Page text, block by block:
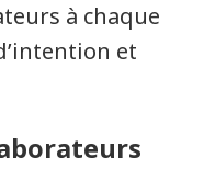
à chaque
et